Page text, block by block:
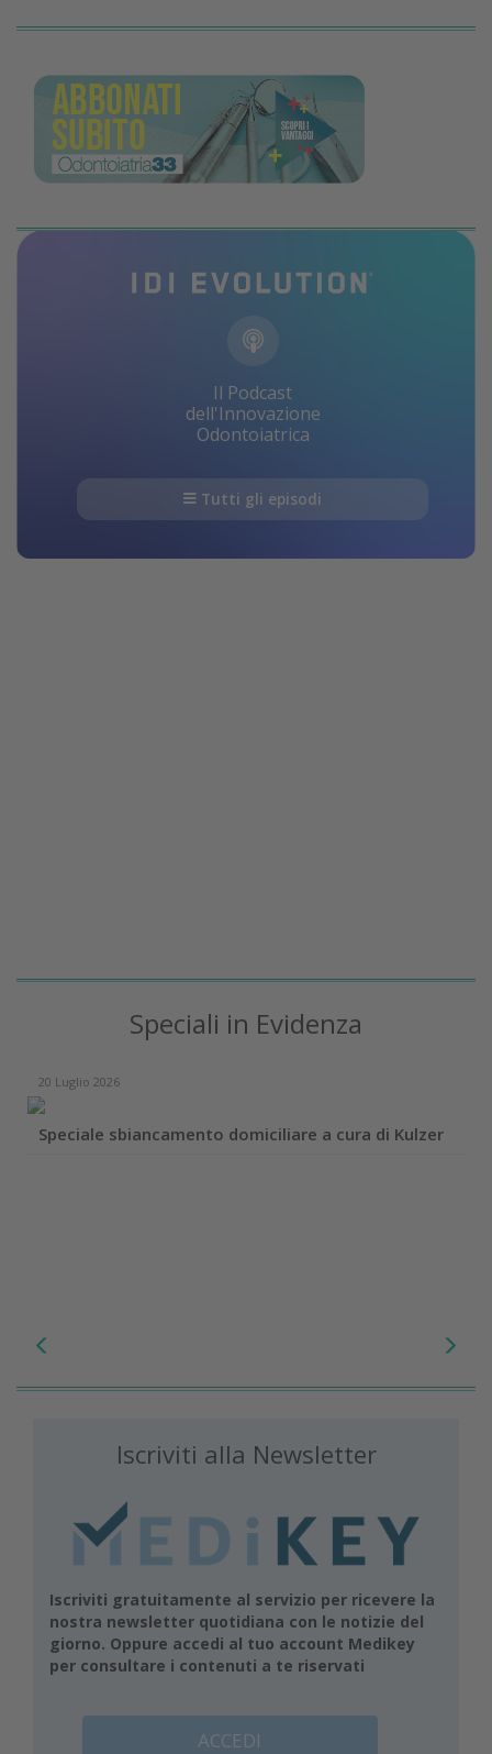
Il Podcast
dell'Innovazione
Odontoiatrica
Tutti gli episodi
Speciali in Evidenza
20 Luglio 2026
Speciale sbiancamento domiciliare a cura di Kulzer
Iscriviti alla Newsletter
Iscriviti gratuitamente al servizio per ricevere la
nostra newsletter quotidiana con le notizie del
giorno. Oppure accedi al tuo account Medikey
per consultare i contenuti a te riservati
ACCEDI